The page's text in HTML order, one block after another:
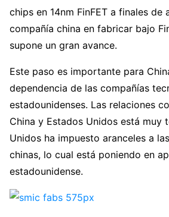
chips en 14nm FinFET a finales de
compañía china en fabricar bajo
supone un gran avance.
Este paso es importante para
dependencia de las compañías
estadounidenses. Las relaciones
China y Estados Unidos está muy
Unidos ha impuesto aranceles a
chinas, lo cual está poniendo en
estadounidense.